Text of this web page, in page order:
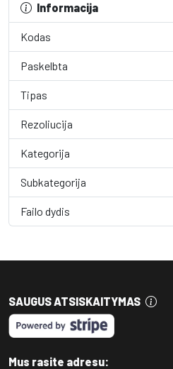
Informacija
Kodas
Paskelbta
Tipas
Rezoliucija
Kategorija
Subkategorija
Failo dydis
SAUGUS ATSISKAITYMAS
Mus rasite adresu: